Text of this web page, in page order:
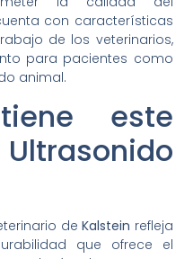
con características
de los veterinarios,
para pacientes como
animal.
este
deKalstein refleja
que ofrece el